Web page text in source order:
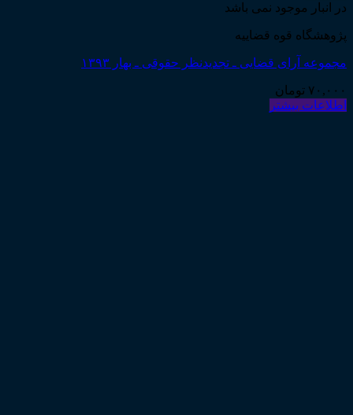
در انبار موجود نمی باشد
پژوهشگاه قوه قضاییه
مجموعه آرای قضایی ـ تجدیدنظر حقوقی ـ بهار ۱۳۹۳
۷۰,۰۰۰ تومان
اطلاعات بیشتر